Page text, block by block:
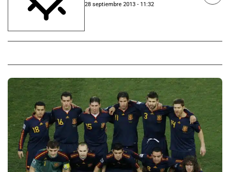
28 septiembre 2013 - 11:32